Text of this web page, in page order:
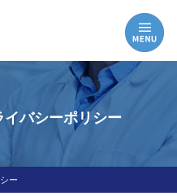
バシーポリシー
ー